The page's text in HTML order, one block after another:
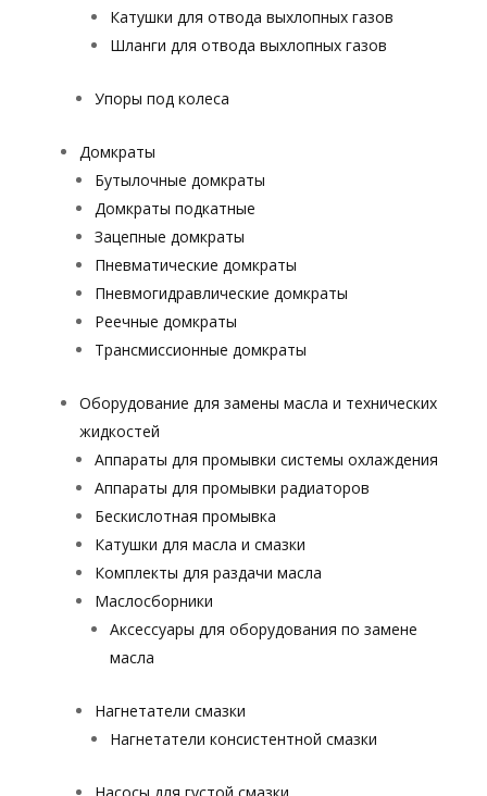
Катушки для отвода выхлопных газов
Шланги для отвода выхлопных газов
Упоры под колеса
Домкраты
Бутылочные домкраты
Домкраты подкатные
Зацепные домкраты
Пневматические домкраты
Пневмогидравлические домкраты
Реечные домкраты
Трансмиссионные домкраты
Оборудование для замены масла и технических
жидкостей
Аппараты для промывки системы охлаждения
Аппараты для промывки радиаторов
Бескислотная промывка
Катушки для масла и смазки
Комплекты для раздачи масла
Маслосборники
Аксессуары для оборудования по замене
масла
Нагнетатели смазки
Нагнетатели консистентной смазки